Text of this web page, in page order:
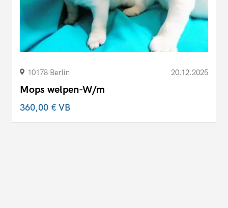
10178 Berlin 20.12.2025
Mops welpen-W/m
360,00 €VB